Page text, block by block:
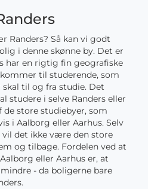
Randers? Så kan vi godt
i denne skønne by. Det er
har en rigtig fin geografiske
til studerende, som
til og fra studie. Det
studere i selve Randers eller
store studiebyer, som
i Aalborg eller Aarhus. Selv
det ikke være den store
og tilbage. Fordelen ved at
eller Aarhus er, at
- da boligerne bare